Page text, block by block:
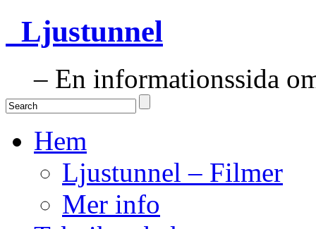
Ljustunnel
– En informationssida
Hem
Ljustunnel – Filmer
Mer info